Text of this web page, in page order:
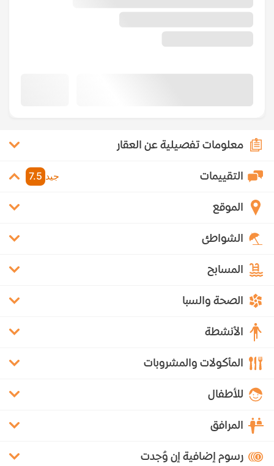
معلومات تفصيلية عن العقار
التقييمات جيد 7.5
الموقع
الشواطئ
المسابح
الصحة والسبا
الأنشطة
المأكولات والمشروبات
للأطفال
المرافق
رسوم إضافية إن وُجدت